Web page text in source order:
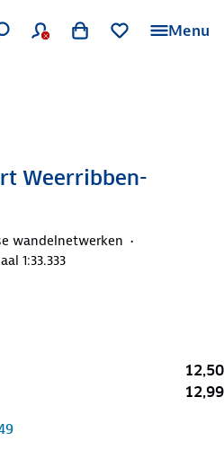
Menu
Weerribben-
wandelnetwerken
1:33.333
12,50
12,99